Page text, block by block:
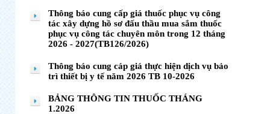
Thông báo cung cấp giá thuốc phục vụ công
tác xây dựng hồ sơ đấu thầu mua sắm thuốc
phục vụ công tác chuyên môn trong 12 tháng
2026 - 2027(TB126/2026)
Thông báo cung cáp giá thực hiện dịch vụ bảo
trì thiết bị y tế năm 2026 TB 10-2026
BẢNG THÔNG TIN THUỐC THÁNG
1.2026